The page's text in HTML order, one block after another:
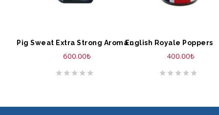
SEPETE EKLE Pig Sweat Extra Strong Aroma Poppers 30ml
600.00₺
SEPETE EKLE
English Royale Poppers
400.00₺